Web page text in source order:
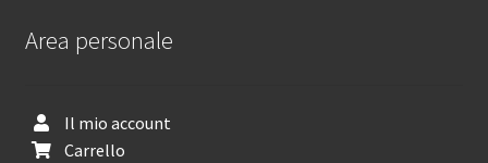
Area personale
Il mio account
Carrello